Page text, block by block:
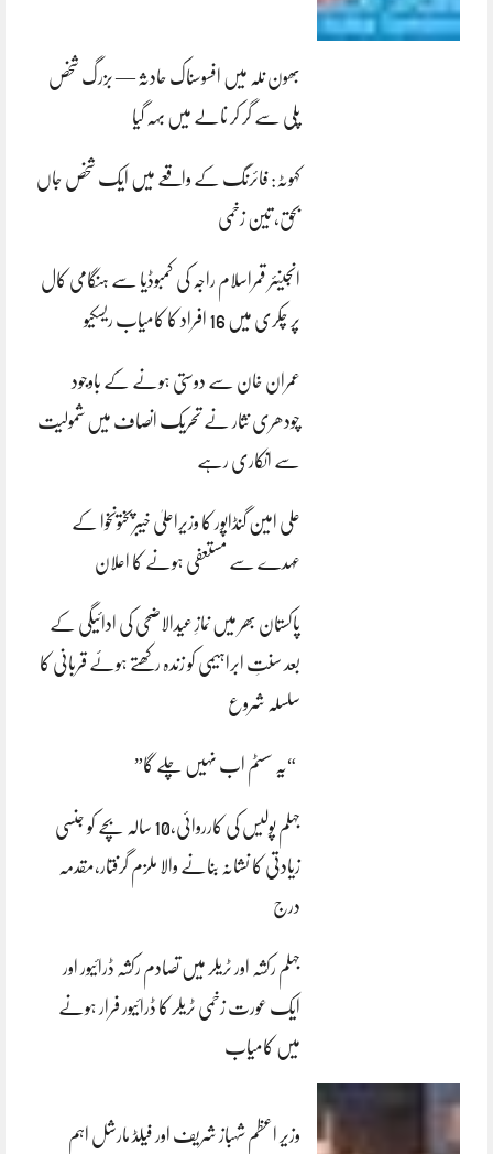
بھون نلہ میں افسوسناک حادثہ — بزرگ شخص
پلی سے گر کر نالے میں بہہ گیا
کہوٹہ: فائرنگ کے واقعے میں ایک شخص جاں
بحق، تین زخمی
انجینئر قمراسلام راجہ کی کمبوڈیا سے ہنگامی کال
پر چکری میں 16 افراد کا کامیاب ریسکیو
عمران خان سے دوستی ہونے کے باوجود
چودھری نثار نے تحریک انصاف میں شمولیت
سے انکاری رہے
علی امین گنڈاپور کا وزیراعلیٰ خیبرپختونخوا کے
عہدے سے مستعفی ہونے کا اعلان
پاکستان بھر میں نمازِ عیدالاضحی کی ادائیگی کے
بعد سنتِ ابراہیمی کو زندہ رکھتے ہوئے قربانی کا
سلسلہ شروع
“یہ سسٹم اب نہیں چلے گا”
جہلم پولیس کی کارروائی،10 سالہ بچے کو جنسی
زیادتی کا نشانہ بنانے والا ملزم گرفتار،مقدمہ
درج
جہلم رکشہ اور ٹریلر میں تصادم رکشہ ڈرائیور اور
ایک عورت زخمی ٹریلر کا ڈرائیور فرار ہونے
میں کامیاب
وزیر اعظم شہباز شریف اور فیلڈ مارشل اہم